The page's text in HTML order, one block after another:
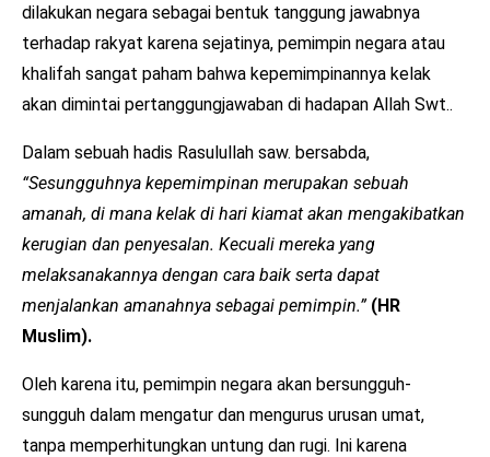
dilakukan negara sebagai bentuk tanggung jawabnya
terhadap rakyat karena sejatinya, pemimpin negara atau
khalifah sangat paham bahwa kepemimpinannya kelak
akan dimintai pertanggungjawaban di hadapan Allah Swt..
Dalam sebuah hadis Rasulullah saw. bersabda,
“Sesungguhnya kepemimpinan merupakan sebuah
amanah, di mana kelak di hari kiamat akan mengakibatkan
kerugian dan penyesalan. Kecuali mereka yang
melaksanakannya dengan cara baik serta dapat
menjalankan amanahnya sebagai pemimpin.” (HR
Muslim).
Oleh karena itu, pemimpin negara akan bersungguh-
sungguh dalam mengatur dan mengurus urusan umat,
tanpa memperhitungkan untung dan rugi. Ini karena